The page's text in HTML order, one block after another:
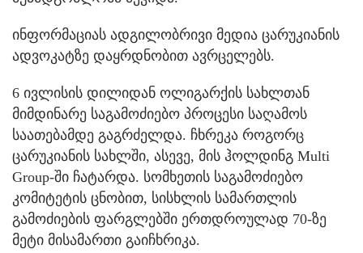
ინფორმაციას ადგილობრივი მედია ცარუკიანის
ადვოკატზე დაყრდნობით ავრცელებს.
6 ივლისის დილიდან ოლიგარქის სახლთან
მიმდინარე საგამოძიებო პროცესი საღამოს
საათებამდე გაგრძელდა. ჩხრეკა როგორც
ცარუკიანის სახლში, ასევე, მის ჰოლდინგ Multi
Group-ში ჩატარდა. სომხეთის საგამოძიებო
კომიტეტის ცნობით, სისხლის სამართლის
გამოძიების ფარგლებში ერთდროულად 70-ზე
მეტი მისამართი გაიჩხრიკა.